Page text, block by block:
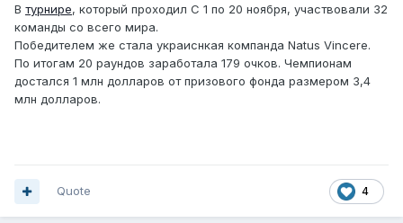
В турнире, который проходил С 1 по 20 ноября, участвовали 32
команды со всего мира.
Победителем же стала украиснкая компанда Natus Vincere.
По итогам 20 раундов заработала 179 очков. Чемпионам
достался 1 млн долларов от призового фонда размером 3,4
млн долларов.
4
Quote